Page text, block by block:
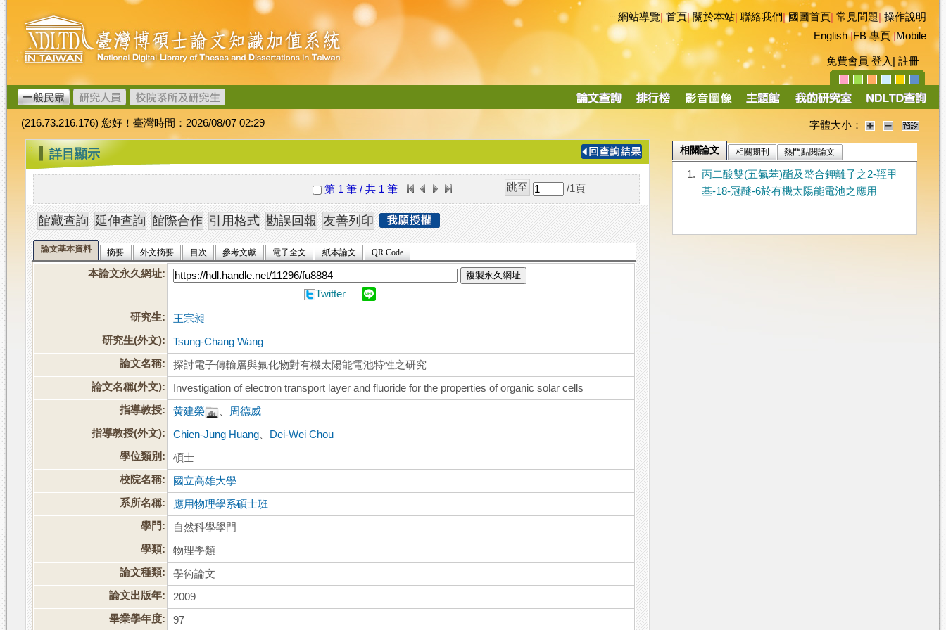
跳
到
主
要
內
容
臺
灣
博
碩
士
論
文
加
值
系
統
::: 網站導覽|首頁|關於本站 聯絡我們|國圖首頁 常見問題|操作說明
English|FB 專頁|Mobile
免費會員 登入 註冊
導
(216.73.216.176) 您好！臺灣時間：2026/08/07 02:29 字體大小：
::: 詳目顯示
第 1 筆 / 共 1 筆 /1 頁
論文基本資料 摘要 外文摘要 目次 參考文獻 電子全文 紙本論文 QR Code
本論文永久網址: 複製永久網址
Twitter
研究生:
王宗昶
研究生(外文):
Tsung-Chang Wang
論文名稱:
探討電子傳輸層與氟化物對有機太陽能電池特性之研究
論文名稱(外文):
Investigation of electron transport layer and fluoride for the properties of organic solar cells
指導教授:
黃建榮
周德威
指導教授(外文):
Chien-Jung Huang
Dei-Wei Chou
學位類別:
碩士
校院名稱:
國立高雄大學
系所名稱:
應用物理學系碩士班
學門:
自然科學學門
學類:
物理學類
論文種類:
學術論文
論文出版年:
2009
畢業學年度:
97
相關論文 相關期刊 熱門點閱論文
1.
丙二酸雙(五氟苯)酯及螯合鉀離子之2-羥甲
基-18-冠醚-6於有機太陽能電池之應用